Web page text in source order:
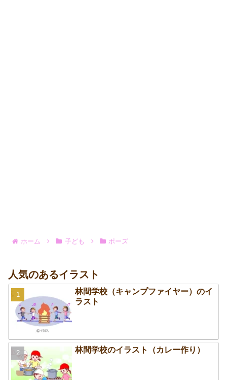
ホーム 子ども ポーズ
人気のあるイラスト
林間学校（キャンプファイヤー）のイ
ラスト
林間学校のイラスト（カレー作り）